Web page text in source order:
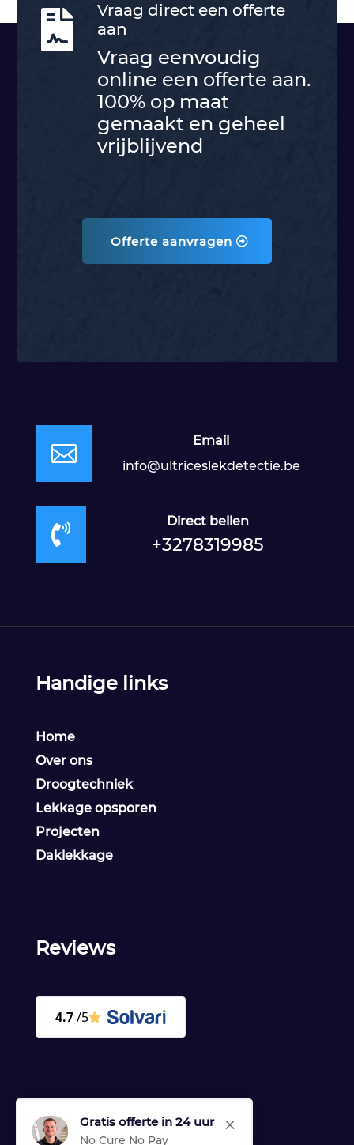

Vraag direct een offerte
aan
Vraag eenvoudig
online een offerte aan.
100% op maat
gemaakt en geheel
vrijblijvend
Offerte aanvragen

Email
info@ultriceslekdetectie.be

Direct bellen
+3278319985
M
Gratis offerte in 24 uur
No Cure No Pay
Handige links
Home
Over ons
Droogtechniek
Lekkage opsporen
Projecten
Daklekkage
Reviews